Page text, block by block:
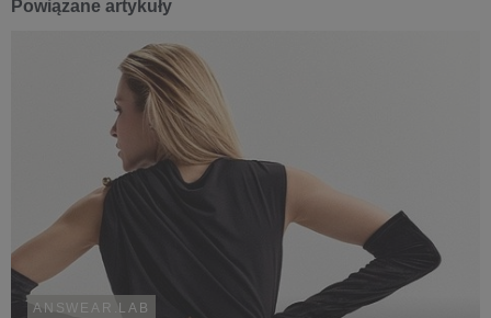
Powiązane artykuły
ANSWEAR.LAB